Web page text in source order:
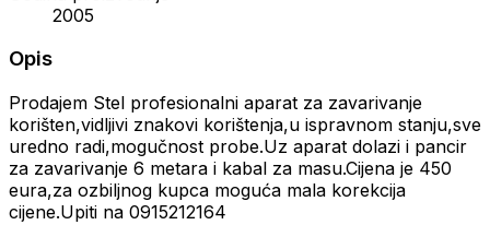
2005
Opis
Prodajem Stel profesionalni aparat za zavarivanje
korišten,vidljivi znakovi korištenja,u ispravnom stanju,sve
uredno radi,mogučnost probe.Uz aparat dolazi i pancir
za zavarivanje 6 metara i kabal za masu.Cijena je 450
eura,za ozbiljnog kupca moguća mala korekcija
cijene.Upiti na 0915212164